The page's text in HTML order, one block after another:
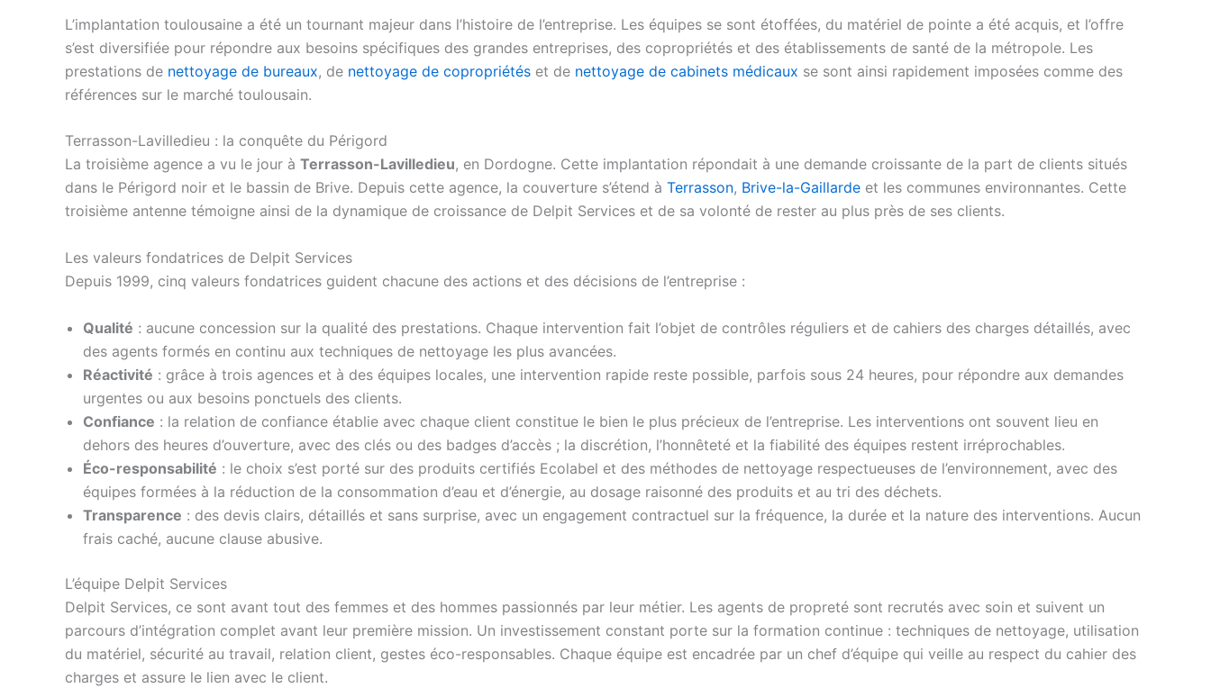
L’implantation toulousaine a été un tournant majeur dans l’histoire de l’entreprise. Les équipes se sont étoffées, du matériel de pointe a été acquis, et l’offre
s’est diversifiée pour répondre aux besoins spécifiques des grandes entreprises, des copropriétés et des établissements de santé de la métropole. Les
prestations de nettoyage de bureaux, de nettoyage de copropriétés et de nettoyage de cabinets médicaux se sont ainsi rapidement imposées comme des
références sur le marché toulousain.
Terrasson-Lavilledieu : la conquête du Périgord
La troisième agence a vu le jour à Terrasson-Lavilledieu, en Dordogne. Cette implantation répondait à une demande croissante de la part de clients situés
dans le Périgord noir et le bassin de Brive. Depuis cette agence, la couverture s’étend à Terrasson, Brive-la-Gaillarde et les communes environnantes. Cette
troisième antenne témoigne ainsi de la dynamique de croissance de Delpit Services et de sa volonté de rester au plus près de ses clients.
Les valeurs fondatrices de Delpit Services
Depuis 1999, cinq valeurs fondatrices guident chacune des actions et des décisions de l’entreprise :
Qualité : aucune concession sur la qualité des prestations. Chaque intervention fait l’objet de contrôles réguliers et de cahiers des charges détaillés, avec
des agents formés en continu aux techniques de nettoyage les plus avancées.
Réactivité : grâce à trois agences et à des équipes locales, une intervention rapide reste possible, parfois sous 24 heures, pour répondre aux demandes
urgentes ou aux besoins ponctuels des clients.
Confiance : la relation de confiance établie avec chaque client constitue le bien le plus précieux de l’entreprise. Les interventions ont souvent lieu en
dehors des heures d’ouverture, avec des clés ou des badges d’accès ; la discrétion, l’honnêteté et la fiabilité des équipes restent irréprochables.
Éco-responsabilité : le choix s’est porté sur des produits certifiés Ecolabel et des méthodes de nettoyage respectueuses de l’environnement, avec des
équipes formées à la réduction de la consommation d’eau et d’énergie, au dosage raisonné des produits et au tri des déchets.
Transparence : des devis clairs, détaillés et sans surprise, avec un engagement contractuel sur la fréquence, la durée et la nature des interventions. Aucun
frais caché, aucune clause abusive.
L’équipe Delpit Services
Delpit Services, ce sont avant tout des femmes et des hommes passionnés par leur métier. Les agents de propreté sont recrutés avec soin et suivent un
parcours d’intégration complet avant leur première mission. Un investissement constant porte sur la formation continue : techniques de nettoyage, utilisation
du matériel, sécurité au travail, relation client, gestes éco-responsables. Chaque équipe est encadrée par un chef d’équipe qui veille au respect du cahier des
charges et assure le lien avec le client.